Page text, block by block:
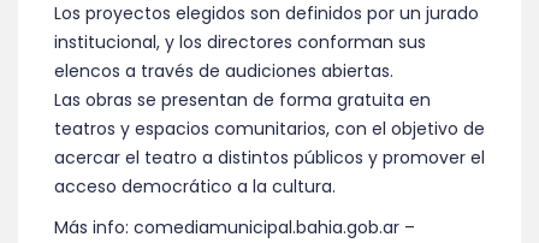
Los proyectos elegidos son definidos por un jurado
institucional, y los directores conforman sus
elencos a través de audiciones abiertas.
Las obras se presentan de forma gratuita en
teatros y espacios comunitarios, con el objetivo de
acercar el teatro a distintos públicos y promover el
acceso democrático a la cultura.
Más info: comediamunicipal.bahia.gob.ar –